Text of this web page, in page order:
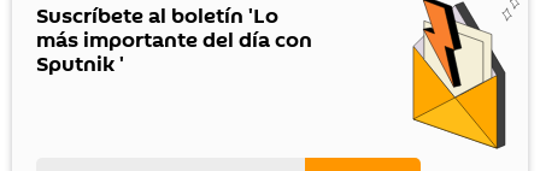
Suscríbete al boletín 'Lo
más importante del día con
Sputnik '